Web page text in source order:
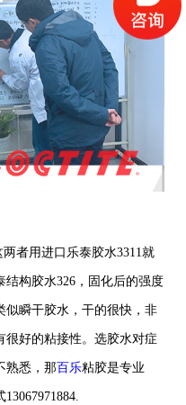
者用进口乐泰胶水3311就
构胶水326，固化后的强度
似瞬干胶水，干的很快，非
很好的粘接性。选胶水对症
熟悉，那百乐粘胶是专业